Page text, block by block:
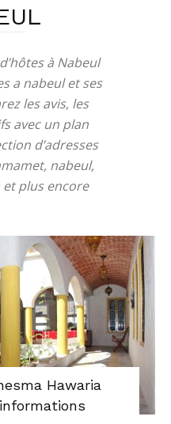
à Nabeul
a nabeul et ses
les avis, les
avec un plan
d’adresses
nabeul,
et plus encore
Hawaria